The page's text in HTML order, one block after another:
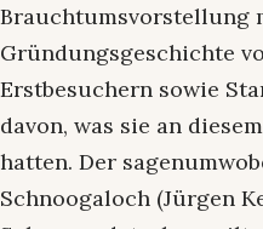
Brauchtumsvorstellung
Gründungsgeschichte
Erstbesuchern sowie
davon, was sie an
hatten. Der
Schnoogaloch (Jürgen